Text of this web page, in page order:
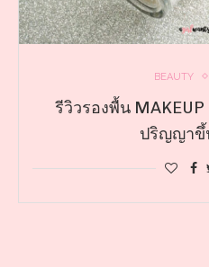
BEAUTY
รีวิวรองพื้น MAKEUP
ปริญญาขึ้